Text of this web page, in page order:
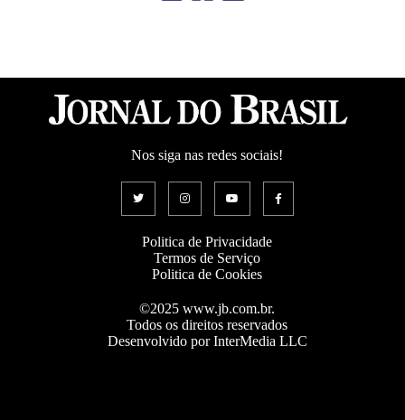
Nos siga nas redes sociais!
Politica de Privacidade
Termos de Serviço
Politica de Cookies
©2025 www.jb.com.br.
Todos os direitos reservados
Desenvolvido por InterMedia LLC